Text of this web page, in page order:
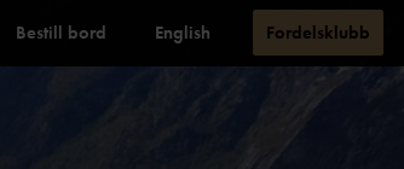
Bestill bord English Fordelsklubb